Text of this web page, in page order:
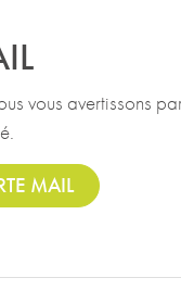
vous avertissons
MAIL